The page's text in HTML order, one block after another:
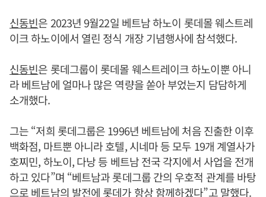
신동빈은 2023년 9월22일 베트남 하노이 롯데몰 웨스트레
이크 하노이에서 열린 정식 개장 기념행사에 참석했다.
신동빈은 롯데그룹이 롯데몰 웨스트레이크 하노이뿐 아니
라 베트남에 얼마나 많은 역량을 쏟아 부었는지 담담하게
소개했다.
그는 “저희 롯데그룹은 1996년 베트남에 처음 진출한 이후
백화점, 마트뿐 아니라 호텔, 시네마 등 모두 19개 계열사가
호찌민, 하노이, 다낭 등 베트남 전국 각지에서 사업을 전개
하고 있다”며 “베트남과 롯데그룹 간의 우호적 관계를 바탕
으로 베트남의 발전에 롯데가 항상 함께하겠다”고 말했다.